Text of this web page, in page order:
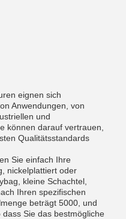
eignen sich
Anwendungen, von
und
können darauf vertrauen,
Qualitätsstandards
Sie einfach Ihre
nickelplattiert oder
kleine Schachtel,
Ihren spezifischen
beträgt 5000, und
Sie das bestmögliche